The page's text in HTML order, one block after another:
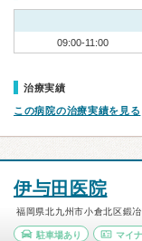
09:00-11:00
治療実績
この病院の治療実績を見る
伊与田医院
福岡県北九州市小倉北区鍛
駐車場あり マイ